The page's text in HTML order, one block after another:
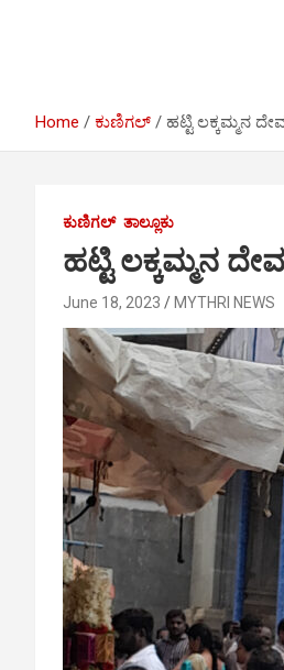
Home ಕುಣಿಗಲ್ ಹಟ್ಟಿ ಲಕ್ಕಮ್ಮನ
ಕುಣಿಗಲ್ ತಾಲ್ಲೂಕು
ಹಟ್ಟಿ ಲಕ್ಕಮ್ಮನ
June 18, 2023 MYTHRI NEWS